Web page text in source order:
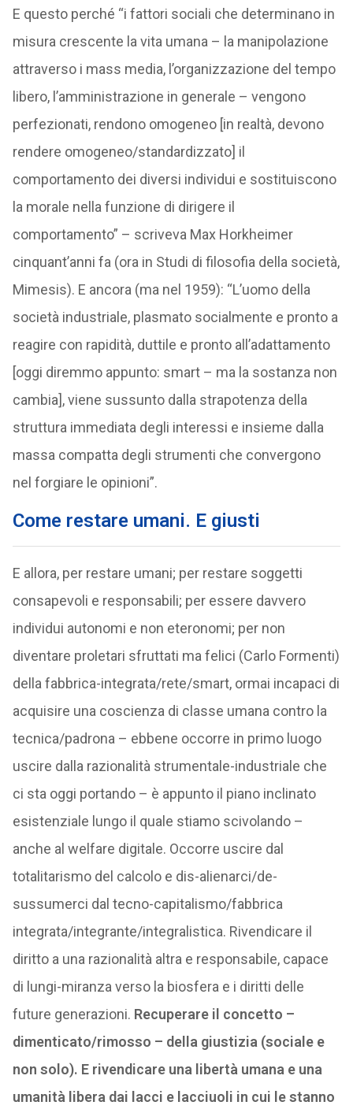
E questo perché “i fattori sociali che determinano in
misura crescente la vita umana – la manipolazione
attraverso i mass media, l’organizzazione del tempo
libero, l’amministrazione in generale – vengono
perfezionati, rendono omogeneo [in realtà, devono
rendere omogeneo/standardizzato] il
comportamento dei diversi individui e sostituiscono
la morale nella funzione di dirigere il
comportamento” – scriveva Max Horkheimer
cinquant’anni fa (ora in Studi di filosofia della società,
Mimesis). E ancora (ma nel 1959): “L’uomo della
società industriale, plasmato socialmente e pronto a
reagire con rapidità, duttile e pronto all’adattamento
[oggi diremmo appunto: smart – ma la sostanza non
cambia], viene sussunto dalla strapotenza della
struttura immediata degli interessi e insieme dalla
massa compatta degli strumenti che convergono
nel forgiare le opinioni”.
Come restare umani. E giusti
E allora, per restare umani; per restare soggetti
consapevoli e responsabili; per essere davvero
individui autonomi e non eteronomi; per non
diventare proletari sfruttati ma felici (Carlo Formenti)
della fabbrica-integrata/rete/smart, ormai incapaci di
acquisire una coscienza di classe umana contro la
tecnica/padrona – ebbene occorre in primo luogo
uscire dalla razionalità strumentale-industriale che
ci sta oggi portando – è appunto il piano inclinato
esistenziale lungo il quale stiamo scivolando –
anche al welfare digitale. Occorre uscire dal
totalitarismo del calcolo e dis-alienarci/de-
sussumerci dal tecno-capitalismo/fabbrica
integrata/integrante/integralistica. Rivendicare il
diritto a una razionalità altra e responsabile, capace
di lungi-miranza verso la biosfera e i diritti delle
future generazioni. Recuperare il concetto –
dimenticato/rimosso – della giustizia (sociale e
non solo). E rivendicare una libertà umana e una
umanità libera dai lacci e lacciuoli in cui le stanno